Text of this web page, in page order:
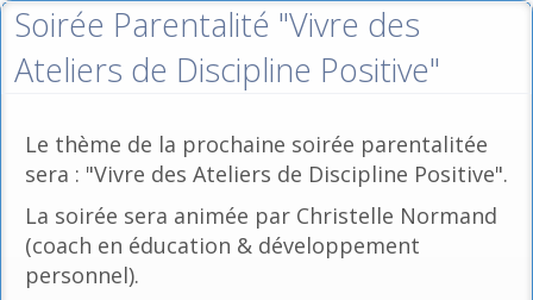
Soirée Parentalité "Vivre des
Ateliers de Discipline Positive"
Le thème de la prochaine soirée parentalitée
sera : "Vivre des Ateliers de Discipline Positive".
La soirée sera animée par Christelle Normand
(coach en éducation & développement
personnel).